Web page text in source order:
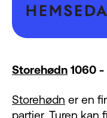
Storehødn 1060 -
Storehødn er en
partier. Turen kan